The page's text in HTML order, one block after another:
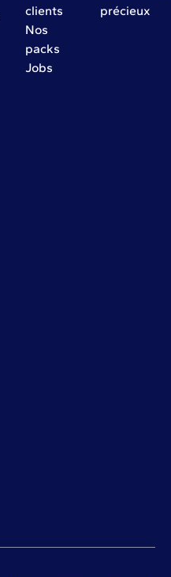
clients
Nos
packs
Jobs
précieux